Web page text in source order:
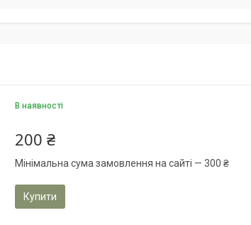
В наявності
200 ₴
Мінімальна сума замовлення на сайті — 300 ₴
Купити